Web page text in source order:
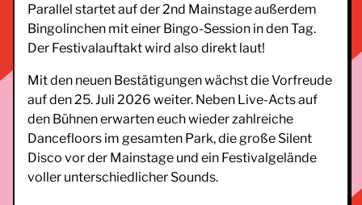
Parallel startet auf der 2nd Mainstage außerdem
Bingolinchen mit einer Bingo-Session in den Tag.
Der Festivalauftakt wird also direkt laut!
Mit den neuen Bestätigungen wächst die Vorfreude
auf den 25. Juli 2026 weiter. Neben Live-Acts auf
den Bühnen erwarten euch wieder zahlreiche
Dancefloors im gesamten Park, die große Silent
Disco vor der Mainstage und ein Festivalgelände
voller unterschiedlicher Sounds.